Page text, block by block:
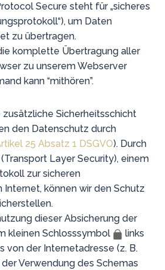
Secure steht für „sicheres
um Daten
zu übertragen.
komplette Übertragung aller
zu unserem Webserver
kann “mithören”.
Sicherheitsschicht
den Datenschutz durch
25 Absatz 1 DSGVO). Durch
Layer Security), einem
zur sicheren
können wir den Schutz
dieser Absicherung der
kleinen Schlosssymbol
links
von der Internetadresse (z. B.
Verwendung des Schemas